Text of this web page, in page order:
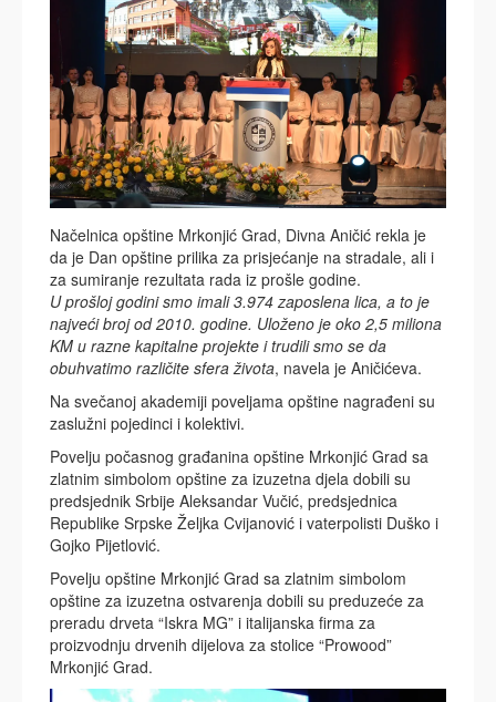
Načelnica opštine Mrkonjić Grad, Divna Aničić rekla je
da je Dan opštine prilika za prisjećanje na stradale, ali i
za sumiranje rezultata rada iz prošle godine.
U prošloj godini smo imali 3.974 zaposlena lica, a to je
najveći broj od 2010. godine. Uloženo je oko 2,5 miliona
KM u razne kapitalne projekte i trudili smo se da
obuhvatimo različite sfera života, navela je Aničićeva.
Na svečanoj akademiji poveljama opštine nagrađeni su
zaslužni pojedinci i kolektivi.
Povelju počasnog građanina opštine Mrkonjić Grad sa
zlatnim simbolom opštine za izuzetna djela dobili su
predsjednik Srbije Aleksandar Vučić, predsjednica
Republike Srpske Željka Cvijanović i vaterpolisti Duško i
Gojko Pijetlović.
Povelju opštine Mrkonjić Grad sa zlatnim simbolom
opštine za izuzetna ostvarenja dobili su preduzeće za
preradu drveta “Iskra MG” i italijanska firma za
proizvodnju drvenih dijelova za stolice “Prowood”
Mrkonjić Grad.